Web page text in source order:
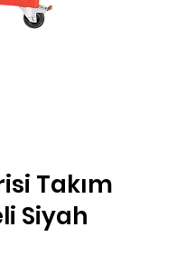
Takım
Siyah